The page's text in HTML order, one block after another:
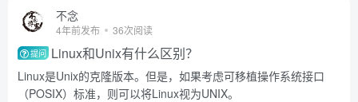
不念
4年前发布 36次阅读
提问 Linux和Unix有什么区别？
Linux是Unix的克隆版本。但是，如果考虑可移植操作系统接口
（POSIX）标准，则可以将Linux视为UNIX。